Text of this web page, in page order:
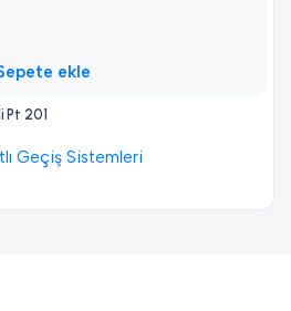
ekle
Pt 201
Geçiş Sistemleri